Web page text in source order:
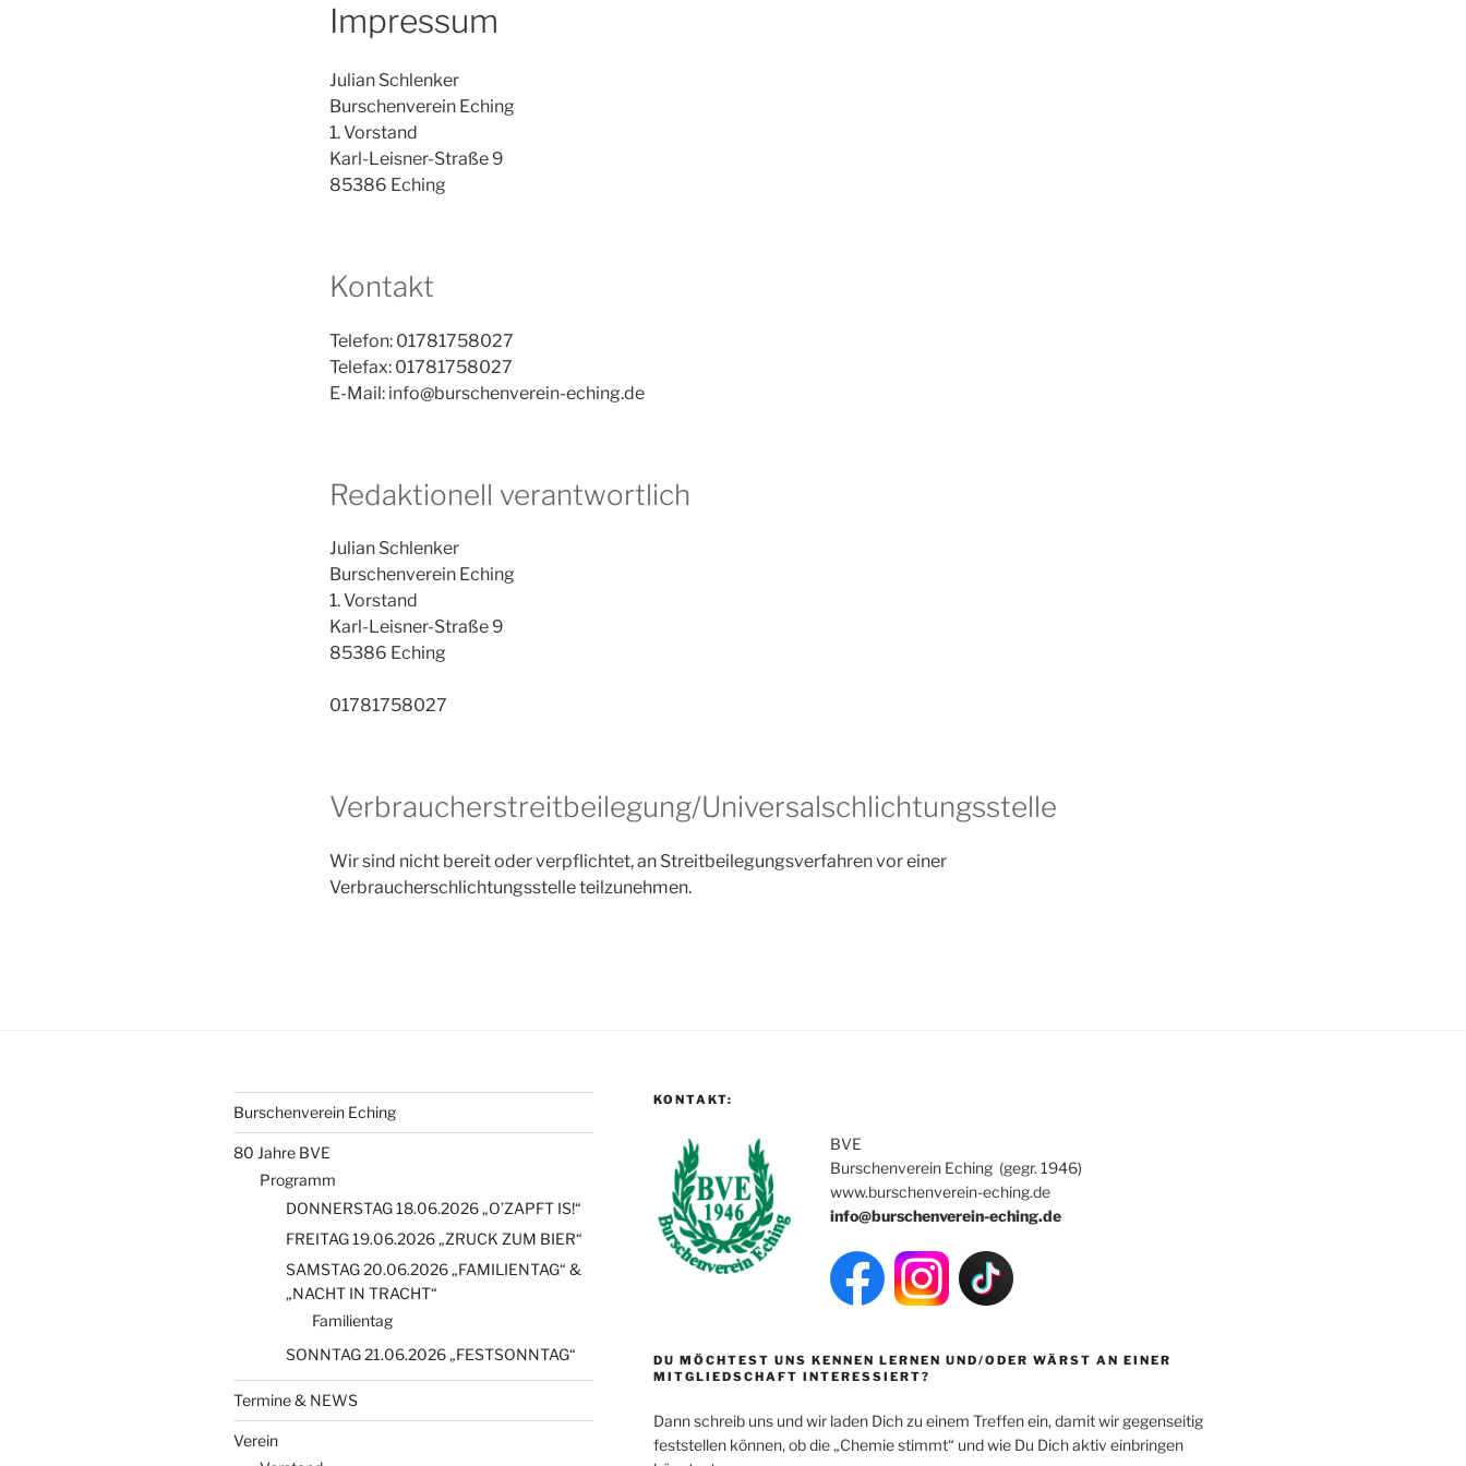
Impressum
Julian Schlenker
Burschenverein Eching
1. Vorstand
Karl-Leisner-Straße 9
85386 Eching
Kontakt
Telefon: 01781758027
Telefax: 01781758027
E-Mail: info@burschenverein-eching.de
Redaktionell verantwortlich
Julian Schlenker
Burschenverein Eching
1. Vorstand
Karl-Leisner-Straße 9
85386 Eching
01781758027
Verbraucher­streit­beilegung/Universal­schlichtungs­stelle
Wir sind nicht bereit oder verpflichtet, an Streitbeilegungsverfahren vor einer
Verbraucherschlichtungsstelle teilzunehmen.
Burschenverein Eching
80 Jahre BVE
Programm
DONNERSTAG 18.06.2026 „O’ZAPFT IS!“
FREITAG 19.06.2026 „ZRUCK ZUM BIER“
SAMSTAG 20.06.2026 „FAMILIENTAG“ &
„NACHT IN TRACHT“
Familientag
SONNTAG 21.06.2026 „FESTSONNTAG“
Termine & NEWS
Verein
KONTAKT:
BVE
Burschenverein Eching (gegr. 1946)
www.burschenverein-eching.de
info@burschenverein-eching.de
DU MÖCHTEST UNS KENNEN LERNEN UND/ODER WÄRST AN EINER
MITGLIEDSCHAFT INTERESSIERT?
Dann schreib uns und wir laden Dich zu einem Treffen ein, damit wir gegenseitig
feststellen können, ob die „Chemie stimmt“ und wie Du Dich aktiv einbringen